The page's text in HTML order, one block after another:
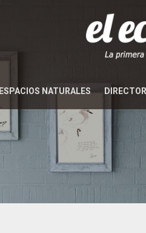
ESPACIOS NATURALES